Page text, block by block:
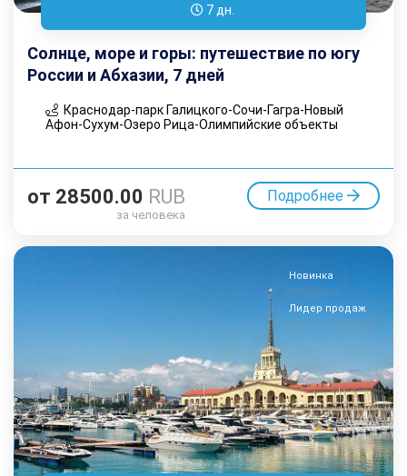
7 дн.
Солнце, море и горы: путешествие по югу
России и Абхазии, 7 дней
Краснодар-парк Галицкого-Сочи-Гагра-Новый
Афон-Сухум-Озеро Рица-Олимпийские объекты
от 28500.00 RUB
за человека
Подробнее
Новинка
Лидер продаж